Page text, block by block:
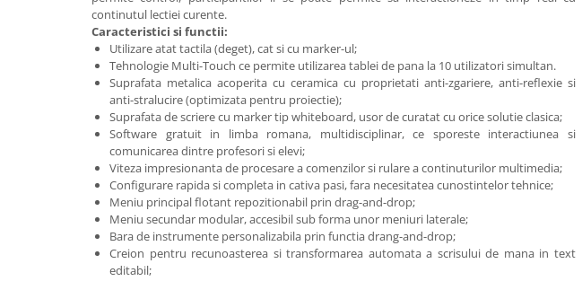
Videoconferinta si Colaborare
Camere Videoconferinta
Boxe si Soundbar
Tehnologie Educationala
Kit Robotic Educational
Software Educational
Mobilier Invatamant
Mobilier Cresa si Gradinita
Mese gradinita
Scaune Gradinita
continutul lectiei curente.
Caracteristici si functii:
Utilizare atat tactila (deget), cat si cu marker-ul;
Tehnologie Multi-Touch ce permite utilizarea tablei de pana la 10 utilizatori simultan.
Suprafata metalica acoperita cu ceramica cu proprietati anti-zgariere, anti-reflexie si
anti-stralucire (optimizata pentru proiectie);
Suprafata de scriere cu marker tip whiteboard, usor de curatat cu orice solutie clasica;
Software gratuit in limba romana, multidisciplinar, ce sporeste interactiunea si
comunicarea dintre profesori si elevi;
Viteza impresionanta de procesare a comenzilor si rulare a continuturilor multimedia;
Configurare rapida si completa in cativa pasi, fara necesitatea cunostintelor tehnice;
Meniu principal flotant repozitionabil prin drag-and-drop;
Meniu secundar modular, accesibil sub forma unor meniuri laterale;
Bara de instrumente personalizabila prin functia drang-and-drop;
Creion pentru recunoasterea si transformarea automata a scrisului de mana in text
editabil;